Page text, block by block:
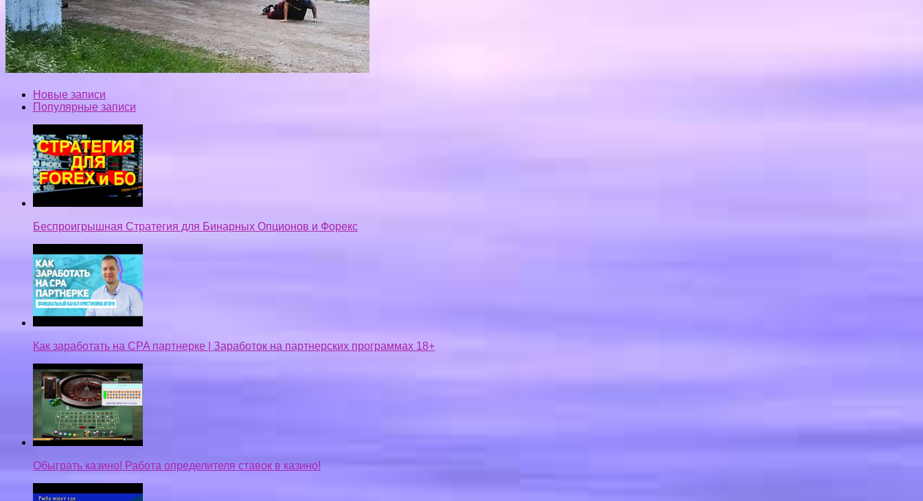
Новые записи
Популярные записи
Беспроигрышная Стратегия для Бинарных Опционов и Форекс
Как заработать на CPA партнерке | Заработок на партнерских программах 18+
Обыграть казино! Работа определителя ставок в казино!